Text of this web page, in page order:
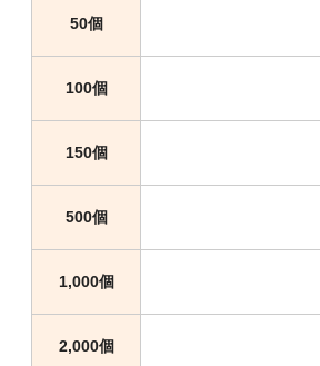
50個
100個
150個
500個
1,000個
2,000個